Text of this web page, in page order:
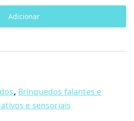
Adicionar
, Brinquedos falantes e
e sensoriais